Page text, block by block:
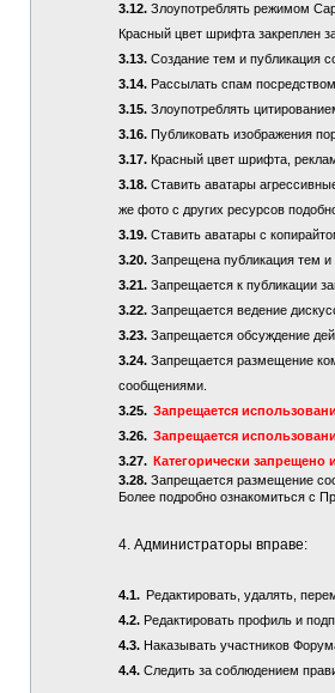
3.12.Злоупотреблять режимом
Красный цвет шрифта закреплен
3.13.Создание тем и публикация
3.14.Рассылать спам
3.15.Злоупотреблять
3.16.Публиковать изображения
3.17.Красный цвет шрифта,
3.18.Ставить аватары
же фото с других ресурсов
3.19.Ставить аватары с
3.20.Запрещена публикация тем
3.21.Запрещается к публикации
3.22.Запрещается ведение
3.23.Запрещается обсуждение
3.24.Запрещается размещение
сообщениями.
3.25. Запрещается
3.26. Запрещается
3.27. Категорически
3.28. Запрещается размещение
Более подробно ознакомиться с
4. Администраторы вправе:
4.1. Редактировать, удалять,
4.2.Редактировать профиль и
4.3.Наказывать участников
4.4.Следить за соблюдением